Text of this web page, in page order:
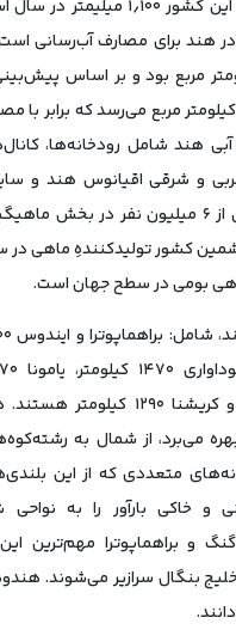
است و میانگین باران این کشور ۱٫۱۰۰
در هند برای مصارف آب‌رسانی
۳۸۰ کیلومتر مربع بود و بر اساس
۲۰۲۵ به سقف ۱٫۰۵۰ کیلومتر مربع می‌رسد که
هند شامل رودخانه‌ها،
و شرقی اقیانوس هند و
خلیج کوچک برای بیش از ۶ میلیون نفر در
کشور تولیدکنندهِ ماهی
بومی در سطح جهان است.
نارمادا ۱۳۰۰ کیلومتر و کریشنا ۱۲۹۰
می‌برد، از شمال به
متعددی که از این
و خاکی بارآور را به
و براهماپوترا مهم‌ترین
بنگال سرازیر می‌شوند.